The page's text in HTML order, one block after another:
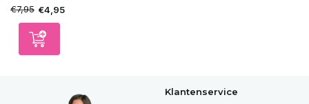
€7,95 €4,95
Klantenservice